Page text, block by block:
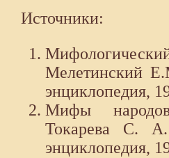
Источники:
Мелетинский
энциклопедия,
Мифы
Токарева С.
энциклопедия,